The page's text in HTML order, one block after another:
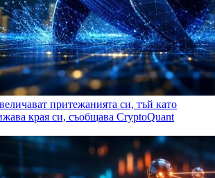
притежанията си, тъй като
края си, съобщава CryptoQuant